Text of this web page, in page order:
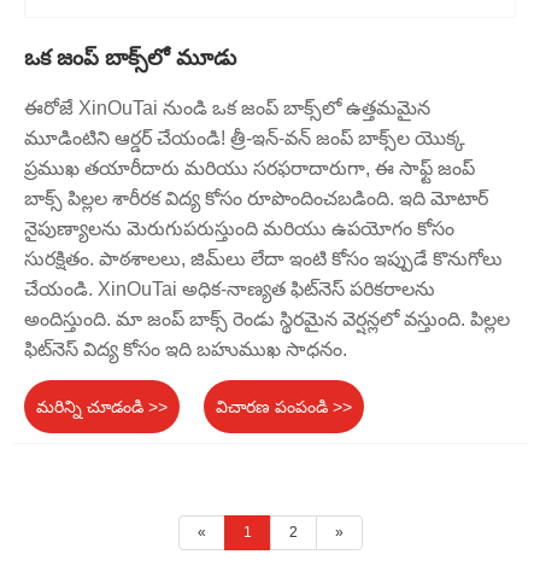
ఒక జంప్ బాక్స్‌లో మూడు
ఈరోజే XinOuTai నుండి ఒక జంప్ బాక్స్‌లో ఉత్తమమైన
మూడింటిని ఆర్డర్ చేయండి! త్రీ-ఇన్-వన్ జంప్ బాక్స్‌ల యొక్క
ప్రముఖ తయారీదారు మరియు సరఫరాదారుగా, ఈ సాఫ్ట్ జంప్
బాక్స్ పిల్లల శారీరక విద్య కోసం రూపొందించబడింది. ఇది మోటార్
నైపుణ్యాలను మెరుగుపరుస్తుంది మరియు ఉపయోగం కోసం
సురక్షితం. పాఠశాలలు, జిమ్‌లు లేదా ఇంటి కోసం ఇప్పుడే కొనుగోలు
చేయండి. XinOuTai అధిక-నాణ్యత ఫిట్‌నెస్ పరికరాలను
అందిస్తుంది. మా జంప్ బాక్స్ రెండు స్థిరమైన వెర్షన్లలో వస్తుంది. పిల్లల
ఫిట్‌నెస్ విద్య కోసం ఇది బహుముఖ సాధనం.
మరిన్ని చూడండి >> విచారణ పంపండి >>
« 1 2 »